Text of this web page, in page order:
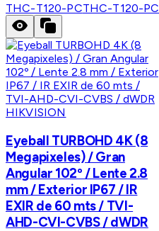
THC-T120-PCTHC-T120-PC
HIKVISION
Eyeball TURBOHD 4K (8
Megapixeles) / Gran
Angular 102º / Lente 2.8
mm / Exterior IP67 / IR
EXIR de 60 mts / TVI-
AHD-CVI-CVBS / dWDR